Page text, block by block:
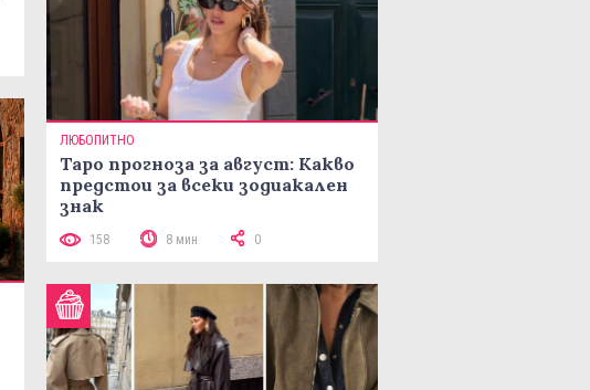
ЛЮБОПИТНО
Таро прогноза за август: Какво
предстои за всеки зодиакален
знак
158 8 мин 0